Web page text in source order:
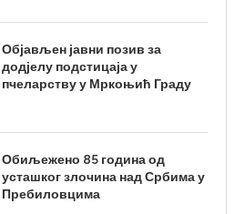
Објављен јавни позив за
додјелу подстицаја у
пчеларству у Мркоњић Граду
Обиљежено 85 година од
усташког злочина над Србима у
Пребиловцима